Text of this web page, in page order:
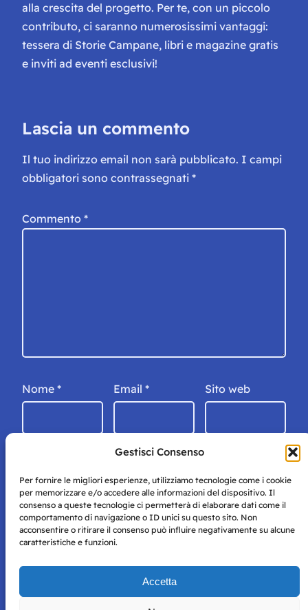
Gestisci Consenso
Per fornire le migliori esperienze, utilizziamo tecnologie come i cookie
per memorizzare e/o accedere alle informazioni del dispositivo. Il
consenso a queste tecnologie ci permetterà di elaborare dati come il
comportamento di navigazione o ID unici su questo sito. Non
acconsentire o ritirare il consenso può influire negativamente su alcune
caratteristiche e funzioni.
Accetta
alla crescita del progetto. Per te, con un piccolo
contributo, ci saranno numerosissimi vantaggi:
tessera di Storie Campane, libri e magazine gratis
e inviti ad eventi esclusivi!
Lascia un commento
Il tuo indirizzo email non sarà pubblicato. I campi
obbligatori sono contrassegnati *
Commento *
Nome * Email * Sito web
Storie di Napoli è una testata registrata presso il tribunale di